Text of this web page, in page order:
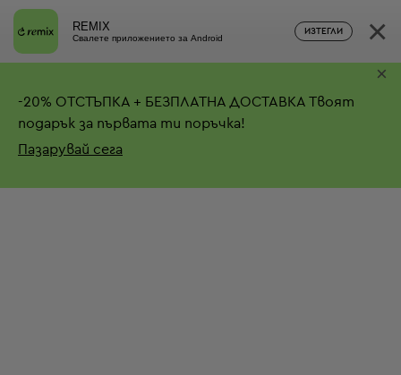
REMIX
Свалете приложението за Android
ИЗТЕГЛИ ×
-20% ОТСТЪПКА + БЕЗПЛАТНА ДОСТАВКА Твоят
подарък за първата ти поръчка!
Пазарувай сега
×